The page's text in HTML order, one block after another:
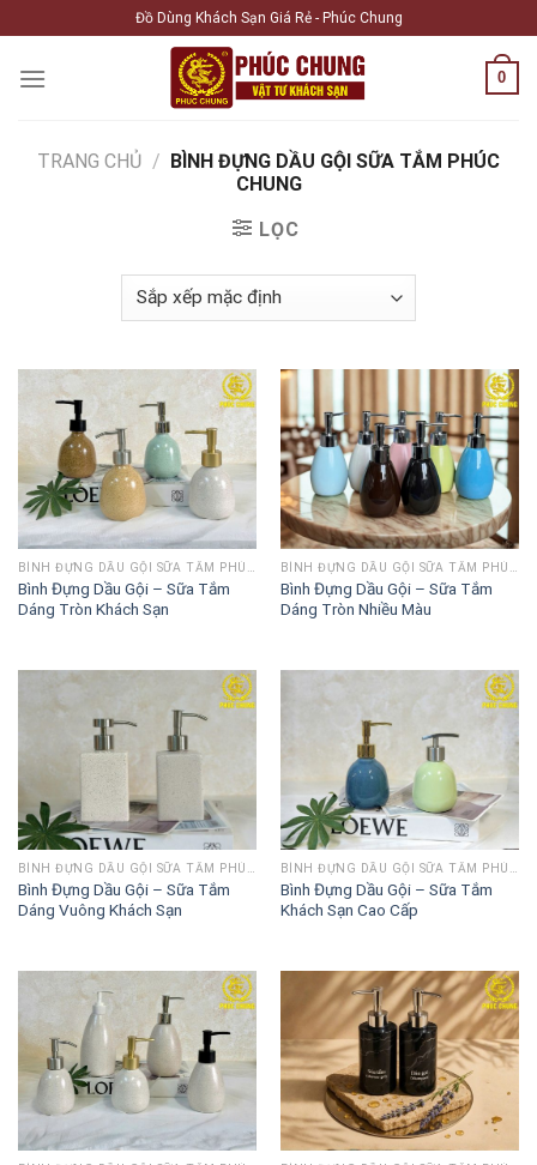
to
content
Đồ Dùng Khách Sạn Giá Rẻ - Phúc Chung
0
TRANG CHỦ / BÌNH ĐỰNG DẦU GỘI SỮA TẮM PHÚC
CHUNG
LỌC
Bình Đựng Dầu Gội – Sữa Tắm
Dáng Tròn Khách Sạn
Bình Đựng Dầu Gội – Sữa Tắm
Dáng Tròn Nhiều Màu
Bình Đựng Dầu Gội – Sữa Tắm
Dáng Vuông Khách Sạn
Bình Đựng Dầu Gội – Sữa Tắm
Khách Sạn Cao Cấp